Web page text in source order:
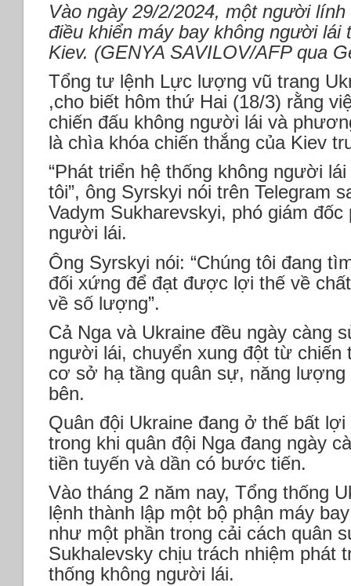
Vào ngày 29/2/2024, một người
điều khiển máy bay không người
Kiev. (GENYA SAVILOV/AFP qua
Tổng tư lệnh Lực lượng vũ trang
,cho biết hôm thứ Hai (18/3) rằng
chiến đấu không người lái và
là chìa khóa chiến thắng của Kiev
“Phát triển hệ thống không người
tôi”, ông Syrskyi nói trên Telegram
Vadym Sukharevskyi, phó giám
người lái.
Ông Syrskyi nói: “Chúng tôi đang
đối xứng để đạt được lợi thế về
về số lượng”.
Cả Nga và Ukraine đều ngày càng
người lái, chuyển xung đột từ chiến
cơ sở hạ tầng quân sự, năng lượng
bên.
Quân đội Ukraine đang ở thế bất
trong khi quân đội Nga đang ngày
tiền tuyến và dần có bước tiến.
Vào tháng 2 năm nay, Tổng thống
lệnh thành lập một bộ phận máy
như một phần trong cải cách quân
Sukhalevsky chịu trách nhiệm phát
thống không người lái.